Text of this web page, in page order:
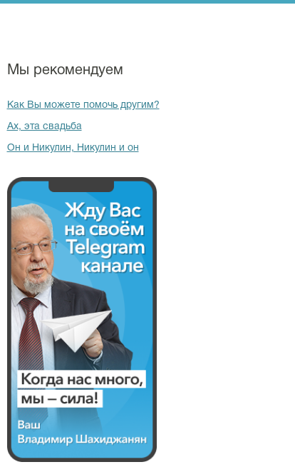
Мы рекомендуем
Как Вы можете помочь другим?
Ах, эта свадьба
Он и Никулин, Никулин и он